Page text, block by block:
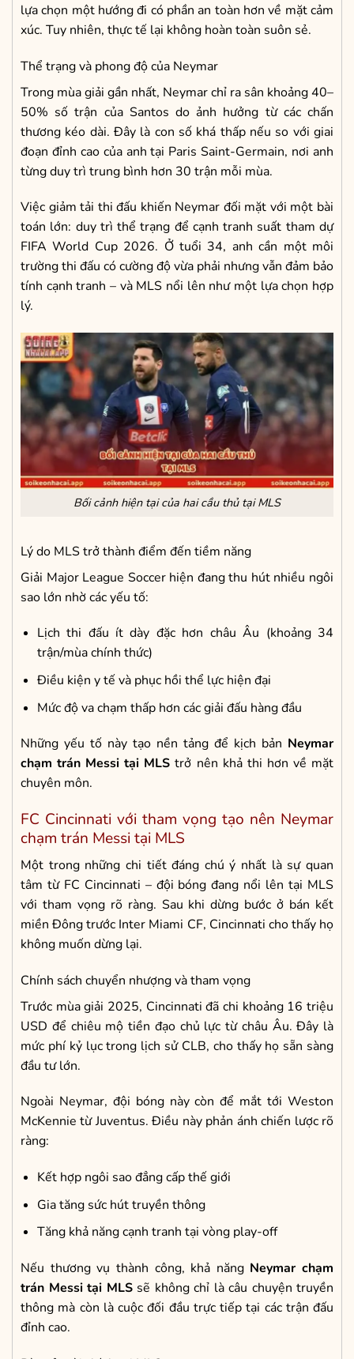
lựa chọn một hướng đi có phần an toàn hơn về mặt cảm
xúc. Tuy nhiên, thực tế lại không hoàn toàn suôn sẻ.
Thể trạng và phong độ của Neymar
Trong mùa giải gần nhất, Neymar chỉ ra sân khoảng 40–
50% số trận của Santos do ảnh hưởng từ các chấn
thương kéo dài. Đây là con số khá thấp nếu so với giai
đoạn đỉnh cao của anh tại Paris Saint-Germain, nơi anh
từng duy trì trung bình hơn 30 trận mỗi mùa.
Việc giảm tải thi đấu khiến Neymar đối mặt với một bài
toán lớn: duy trì thể trạng để cạnh tranh suất tham dự
FIFA World Cup 2026. Ở tuổi 34, anh cần một môi
trường thi đấu có cường độ vừa phải nhưng vẫn đảm bảo
tính cạnh tranh – và MLS nổi lên như một lựa chọn hợp
lý.
Bối cảnh hiện tại của hai cầu thủ tại MLS
Lý do MLS trở thành điểm đến tiềm năng
Giải Major League Soccer hiện đang thu hút nhiều ngôi
sao lớn nhờ các yếu tố:
Lịch thi đấu ít dày đặc hơn châu Âu (khoảng 34
trận/mùa chính thức)
Điều kiện y tế và phục hồi thể lực hiện đại
Mức độ va chạm thấp hơn các giải đấu hàng đầu
Những yếu tố này tạo nền tảng để kịch bản Neymar
chạm trán Messi tại MLS trở nên khả thi hơn về mặt
chuyên môn.
FC Cincinnati với tham vọng tạo nên Neymar
chạm trán Messi tại MLS
Một trong những chi tiết đáng chú ý nhất là sự quan
tâm từ FC Cincinnati – đội bóng đang nổi lên tại MLS
với tham vọng rõ ràng. Sau khi dừng bước ở bán kết
miền Đông trước Inter Miami CF, Cincinnati cho thấy họ
không muốn dừng lại.
Chính sách chuyển nhượng và tham vọng
Trước mùa giải 2025, Cincinnati đã chi khoảng 16 triệu
USD để chiêu mộ tiền đạo chủ lực từ châu Âu. Đây là
mức phí kỷ lục trong lịch sử CLB, cho thấy họ sẵn sàng
đầu tư lớn.
Ngoài Neymar, đội bóng này còn để mắt tới Weston
McKennie từ Juventus. Điều này phản ánh chiến lược rõ
ràng:
Kết hợp ngôi sao đẳng cấp thế giới
Gia tăng sức hút truyền thông
Tăng khả năng cạnh tranh tại vòng play-off
Nếu thương vụ thành công, khả năng Neymar chạm
trán Messi tại MLSsẽ không chỉ là câu chuyện truyền
thông mà còn là cuộc đối đầu trực tiếp tại các trận đấu
đỉnh cao.